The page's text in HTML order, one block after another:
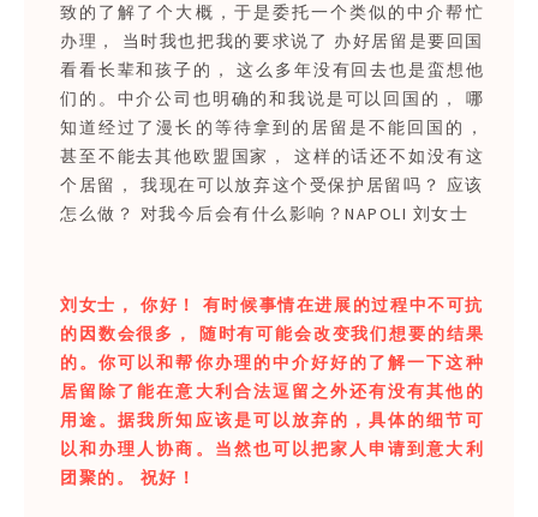
致的了解了个大概，于是委托一个类似的中介帮忙
办理， 当时我也把我的要求说了 办好居留是要回国
看看长辈和孩子的， 这么多年没有回去也是蛮想他
们的。中介公司也明确的和我说是可以回国的， 哪
知道经过了漫长的等待拿到的居留是不能回国的，
甚至不能去其他欧盟国家， 这样的话还不如没有这
个居留， 我现在可以放弃这个受保护居留吗？ 应该
怎么做？ 对我今后会有什么影响？NAPOLI 刘女士
刘女士， 你好！ 有时候事情在进展的过程中不可抗
的因数会很多， 随时有可能会改变我们想要的结果
的。你可以和帮你办理的中介好好的了解一下这种
居留除了能在意大利合法逗留之外还有没有其他的
用途。据我所知应该是可以放弃的，具体的细节可
以和办理人协商。当然也可以把家人申请到意大利
团聚的。 祝好！